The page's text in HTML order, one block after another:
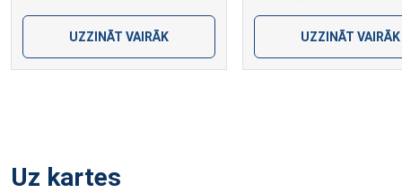
UZZINĀT VAIRĀK UZZINĀT VAIRĀK
Uz kartes